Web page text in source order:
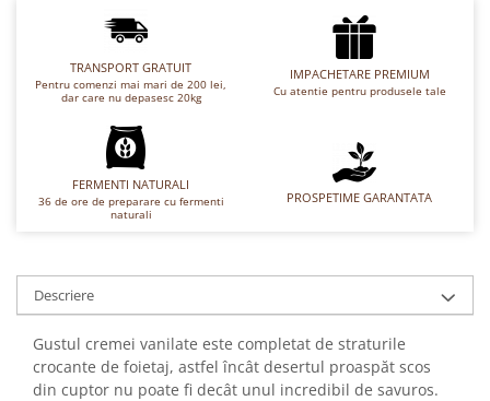
Torturi ambalate
Torti
Foietaje
Turta dulce cu nuci
Croissant
Croissant cu maia
Cornulete
TRANSPORT GRATUIT
Pentru comenzi mai mari de 200 lei,
dar care nu depasesc 20kg
IMPACHETARE PREMIUM
Cu atentie pentru produsele tale
FERMENTI NATURALI
36 de ore de preparare cu fermenti
naturali
PROSPETIME GARANTATA
Descriere
Gustul cremei vanilate este completat de straturile
crocante de foietaj, astfel încât desertul proaspăt scos
din cuptor nu poate fi decât unul incredibil de savuros.